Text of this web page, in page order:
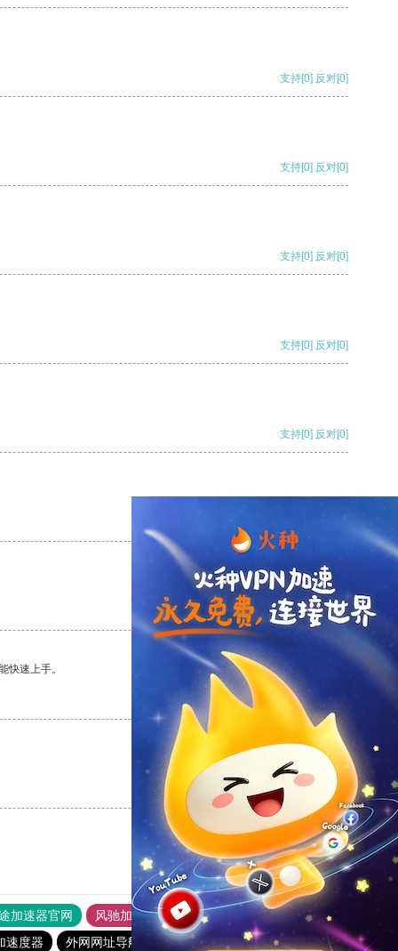
支持[0] 反对[0]
支持[0] 反对[0]
支持[0] 反对[0]
支持[0] 反对[0]
支持[0] 反对[0]
支持 [0] 反对[0]
快速上手。
支持[0] 反对
支持[0] 反对[0]
加速器官网 风驰加速器
旋风加速器
速度器
外网网址导航 软件中心 雷霆加速 狂飙加速器